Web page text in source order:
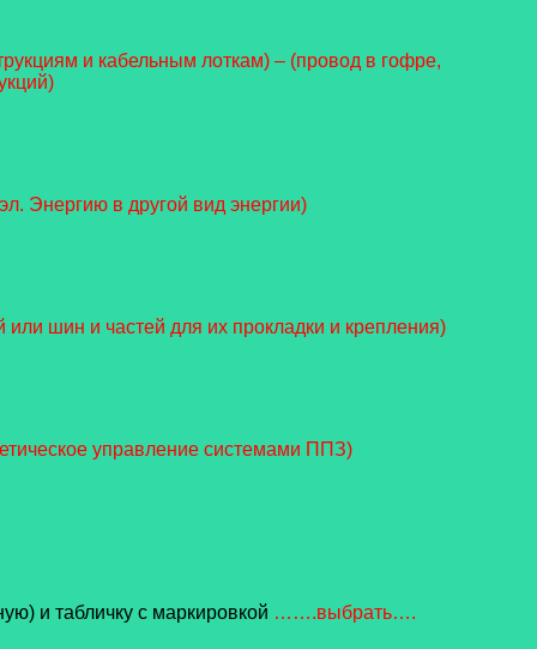
и кабельным лоткам) – (провод в гофре,
Энергию в другой вид энергии)
или шин и частей для их прокладки и крепления)
управление системами ППЗ)
и табличку с маркировкой …….выбрать….